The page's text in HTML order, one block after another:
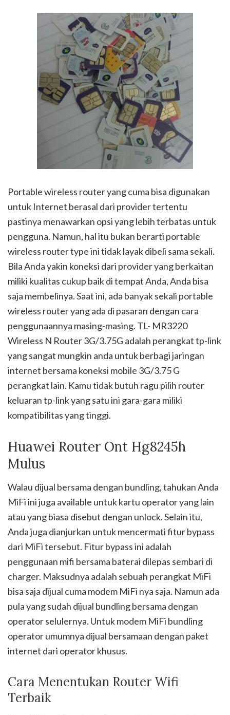
Portable wireless router yang cuma bisa digunakan
untuk Internet berasal dari provider tertentu
pastinya menawarkan opsi yang lebih terbatas untuk
pengguna. Namun, hal itu bukan berarti portable
wireless router type ini tidak layak dibeli sama sekali.
Bila Anda yakin koneksi dari provider yang berkaitan
miliki kualitas cukup baik di tempat Anda, Anda bisa
saja membelinya. Saat ini, ada banyak sekali portable
wireless router yang ada di pasaran dengan cara
penggunaannya masing-masing. TL- MR3220
Wireless N Router 3G/3.75G adalah perangkat tp-link
yang sangat mungkin anda untuk berbagi jaringan
internet bersama koneksi mobile 3G/3.75 G
perangkat lain. Kamu tidak butuh ragu pilih router
keluaran tp-link yang satu ini gara-gara miliki
kompatibilitas yang tinggi.
Huawei Router Ont Hg8245h
Mulus
Walau dijual bersama dengan bundling, tahukan Anda
MiFi ini juga available untuk kartu operator yang lain
atau yang biasa disebut dengan unlock. Selain itu,
Anda juga dianjurkan untuk mencermati fitur bypass
dari MiFi tersebut. Fitur bypass ini adalah
penggunaan mifi bersama baterai dilepas sembari di
charger. Maksudnya adalah sebuah perangkat MiFi
bisa saja dijual cuma modem MiFi nya saja. Namun ada
pula yang sudah dijual bundling bersama dengan
operator selulernya. Untuk modem MiFi bundling
operator umumnya dijual bersamaan dengan paket
internet dari operator khusus.
Cara Menentukan Router Wifi
Terbaik